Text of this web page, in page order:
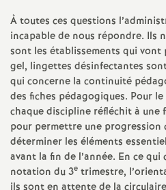
À toutes ces questions
incapable de nous répondre. Ils
sont les établissements qui vont
gel, lingettes désinfectantes
qui concerne la continuité
des fiches pédagogiques. Pour
chaque discipline réfléchit à une
pour permettre une progression
déterminer les éléments
avant la fin de l’année. En ce qui
notation du 3e trimestre,